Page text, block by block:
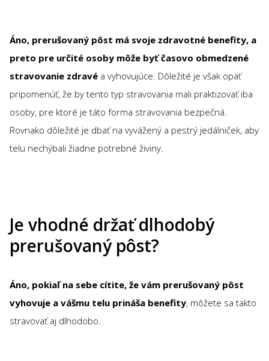
Áno, prerušovaný pôst má svoje zdravotné benefity, a
preto pre určité osoby môže byť časovo obmedzené
stravovanie zdravé a vyhovujúce. Dôležité je však opäť
pripomenúť, že by tento typ stravovania mali praktizovať iba
osoby, pre ktoré je táto forma stravovania bezpečná.
Rovnako dôležité je dbať na vyvážený a pestrý jedálniček, aby
telu nechýbali žiadne potrebné živiny.
Je vhodné držať dlhodobý
prerušovaný pôst?
Áno, pokiaľ na sebe cítite, že vám prerušovaný pôst
vyhovuje a vášmu telu prináša benefity, môžete sa takto
stravovať aj dlhodobo.